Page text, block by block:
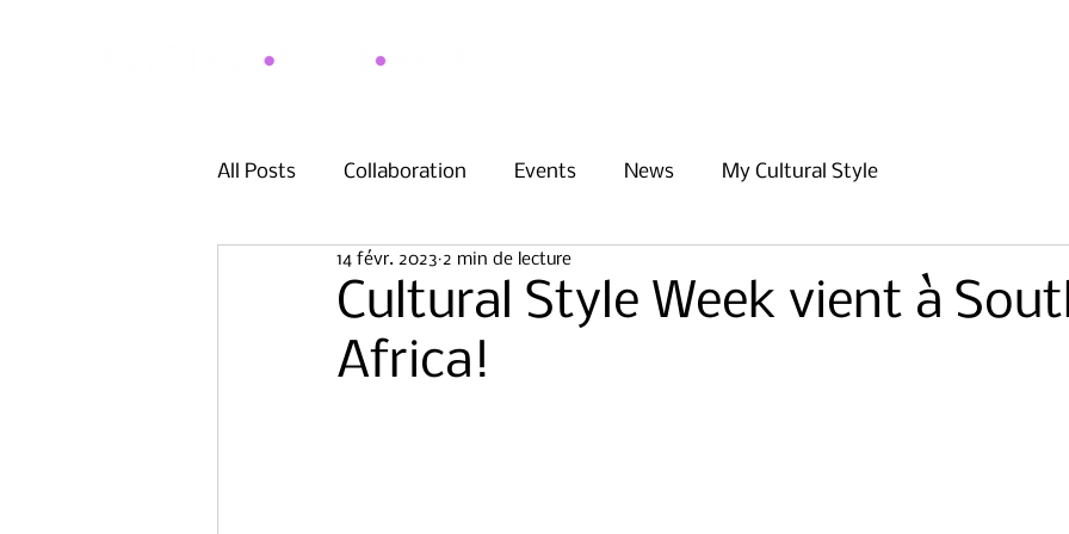
All Posts Collaboration Events News My Cultural Style
Cultural Style Week vient à
Africa!
14 févr. 2023 2 min de lecture